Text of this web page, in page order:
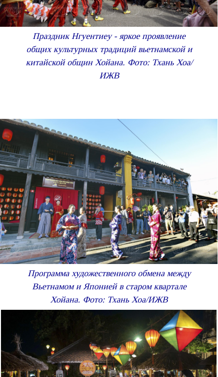
Праздник Нгуентиеу - яркое проявление
общих культурных традиций вьетнамской и
китайской общин Хойана. Фото: Тхань Хоа/
ИЖВ
Программа художественного обмена между
Вьетнамом и Японией в старом квартале
Хойана. Фото: Тхань Хоа/ИЖВ